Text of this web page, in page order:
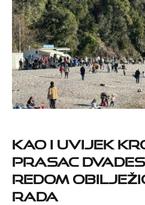
Kao i uvijek
prasac
redom
rada